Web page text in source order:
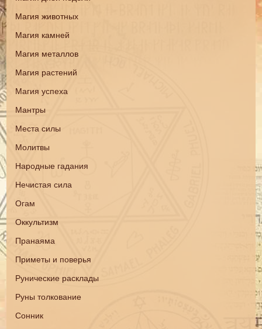
Магия животных
Магия камней
Магия металлов
Магия растений
Магия успеха
Мантры
Места силы
Молитвы
Народные гадания
Нечистая сила
Огам
Оккультизм
Пранаяма
Приметы и поверья
Рунические расклады
Руны толкование
Сонник